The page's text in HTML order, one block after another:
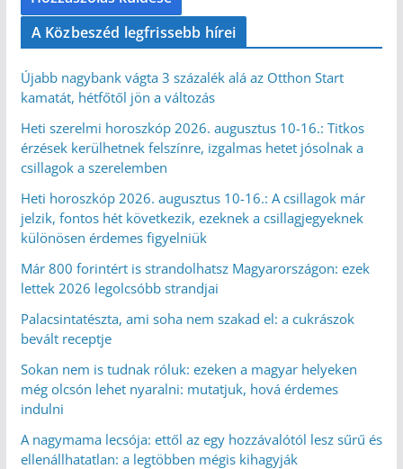
A Közbeszéd legfrissebb hírei
Újabb nagybank vágta 3 százalék alá az Otthon Start
kamatát, hétfőtől jön a változás
Heti szerelmi horoszkóp 2026. augusztus 10-16.: Titkos
érzések kerülhetnek felszínre, izgalmas hetet jósolnak a
csillagok a szerelemben
Heti horoszkóp 2026. augusztus 10-16.: A csillagok már
jelzik, fontos hét következik, ezeknek a csillagjegyeknek
különösen érdemes figyelniük
Már 800 forintért is strandolhatsz Magyarországon: ezek
lettek 2026 legolcsóbb strandjai
Palacsintatészta, ami soha nem szakad el: a cukrászok
bevált receptje
Sokan nem is tudnak róluk: ezeken a magyar helyeken
még olcsón lehet nyaralni: mutatjuk, hová érdemes
indulni
A nagymama lecsója: ettől az egy hozzávalótól lesz sűrű és
ellenállhatatlan: a legtöbben mégis kihagyják